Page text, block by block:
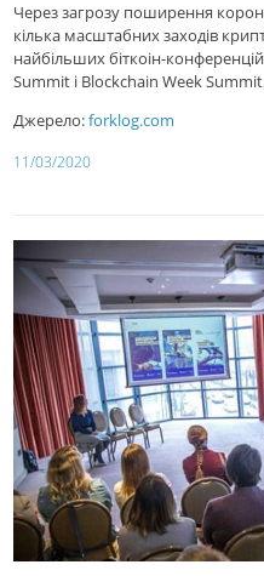
Через загрозу поширення
кілька масштабних заходів
найбільших біткоін-
Summit і Blockchain Week
Джерело:forklog.com
11/03/2020